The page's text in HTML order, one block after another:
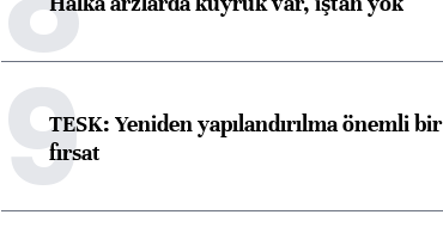
9TESK: Yeniden yapılandırılma önemli bir
fırsat